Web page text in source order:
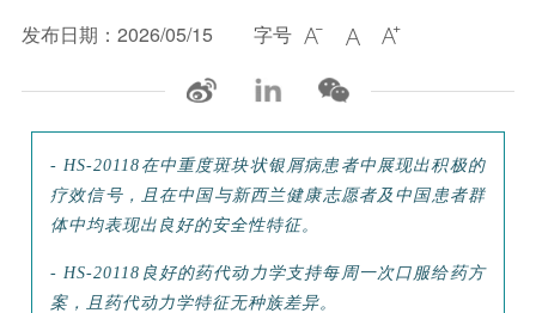
发布日期：2026/05/15 字号   
- HS-20118在中重度斑块状银屑病患者中展现出积极的
疗效信号，且在中国与新西兰健康志愿者及中国患者群
体中均表现出良好的安全性特征。
- HS-20118良好的药代动力学支持每周一次口服给药方
案，且药代动力学特征无种族差异。